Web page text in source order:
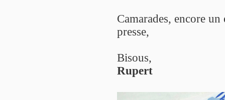
Camarades, encore
presse,
Bisous,
Rupert